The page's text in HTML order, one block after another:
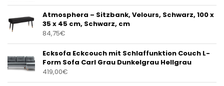
Atmosphera – Sitzbank, Velours, Schwarz, 100 x
35 x 45 cm, Schwarz, cm
84,75€
Ecksofa Eckcouch mit Schlaffunktion Couch L-
Form Sofa Carl Grau Dunkelgrau Hellgrau
419,00€